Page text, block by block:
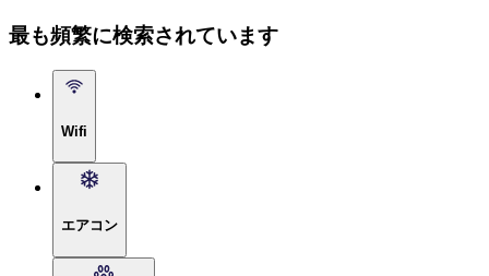
最も頻繁に検索されています
Wifi
エアコン